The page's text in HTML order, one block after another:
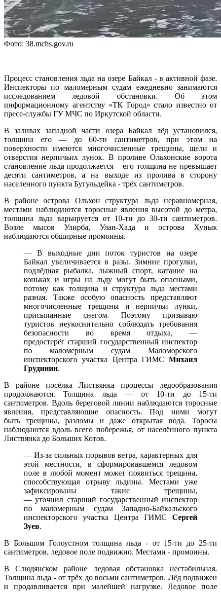
Фото: 38.mchs.gov.ru
Процесс становления льда на озере Байкал - в активной фазе.
Инспекторы по маломерным судам ежедневно занимаются
исследованием ледовой обстановки. Об этом
информационному агентству «ТК Город» стало известно от
пресс-службы ГУ МЧС по Иркутской области.
В заливах западной части озера Байкал лёд установился,
толщина его — до 60-ти сантиметров, при этом на
поверхности имеются многочисленные трещины, щели и
отверстия нерпичьих лунок. В проливе Ольхонские ворота
становление льда продолжается – его толщина не превышает
десяти сантиметров, а на выходе из пролива в сторону
населенного пункта Бугульдейка - трёх сантиметров.
В районе острова Ольхон структура льда неравномерная,
местами наблюдаются торосные явления высотой до метра,
толщина льда варьируется от 10-ти до 30-ти сантиметров.
Возле мысов Улирба, Улан-Хада и острова Хунык
наблюдаются обширные промоины.
— В выходные дни поток туристов на озере
Байкал увеличивается в разы. Зимние прогулки,
подлёдная рыбалка, лыжный спорт, катание на
коньках и игры на льду могут быть опасными,
потому как толщина и структура льда местами
разная. Также особую опасность представляют
многочисленные трещины и нерпичьи лунки,
присыпанные снегом. Поэтому призываю
туристов неукоснительно соблюдать требования
безопасности во время отдыха, —
предостерёг старший государственный инспектор
по маломерным судам Маломорского
инспекторского участка Центра ГИМС Михаил
Грудинин.
В районе посёлка Листвянка процессы ледообразования
продолжаются. Толщина льда — от 10-ти до 15-ти
сантиметров. Вдоль береговой линии наблюдаются торосные
явления, представляющие опасность. Под ними могут
быть трещины, разломы и даже открытая вода. Торосы
наблюдаются вдоль всего побережья, от населённого пункта
Листвянка до Больших Котов.
— Из-за сильных порывов ветра, характерных для
этой местности, в сформировавшемся ледовом
поле в любой момент может появиться трещина,
способствующая отрыву льдины. Местами уже
зафиксированы такие трещины,
— уточнил старший государственный инспектор
по маломерным судам Западно-Байкальского
инспекторского участка Центра ГИМС Сергей
Зуев.
В Большом Голоустном толщина льда - от 15-ти до 25-ти
сантиметров, ледовое поле подвижно. Местами - промоины.
В Слюдянском районе ледовая обстановка нестабильная.
Толщина льда - от трёх до восьми сантиметров. Лёд подвижен
и продавливается при малейшей нагрузке. Ледовое поле